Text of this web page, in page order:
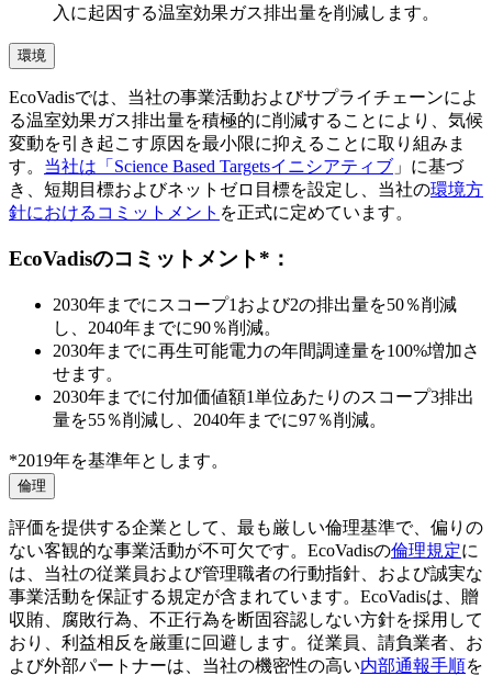
入に起因する温室効果ガス排出量を削減します。
環境
EcoVadisでは、当社の事業活動およびサプライチェーンによ
る温室効果ガス排出量を積極的に削減することにより、気候
変動を引き起こす原因を最小限に抑えることに取り組みま
す。 当社は「Science Based Targetsイニシアティブ 」に基づ
き、短期目標およびネットゼロ目標を設定し、当社の環境方
針におけるコミットメント を正式に定めています。
EcoVadisのコミットメント*：
2030年までにスコープ1および2の排出量を50％削減
し、2040年までに90％削減。
2030年までに再生可能電力の年間調達量を100%増加さ
せます。
2030年までに付加価値額1単位あたりのスコープ3排出
量を55％削減し、2040年までに97％削減。
*2019年を基準年とします。
倫理
評価を提供する企業として、最も厳しい倫理基準で、偏りの
ない客観的な事業活動が不可欠です。EcoVadisの倫理規定に
は、当社の従業員および管理職者の行動指針、および誠実な
事業活動を保証する規定が含まれています。EcoVadisは、贈
収賄、腐敗行為、不正行為を断固容認しない方針を採用して
おり、利益相反を厳重に回避します。従業員、請負業者、お
よび外部パートナーは、当社の機密性の高い内部通報手順を